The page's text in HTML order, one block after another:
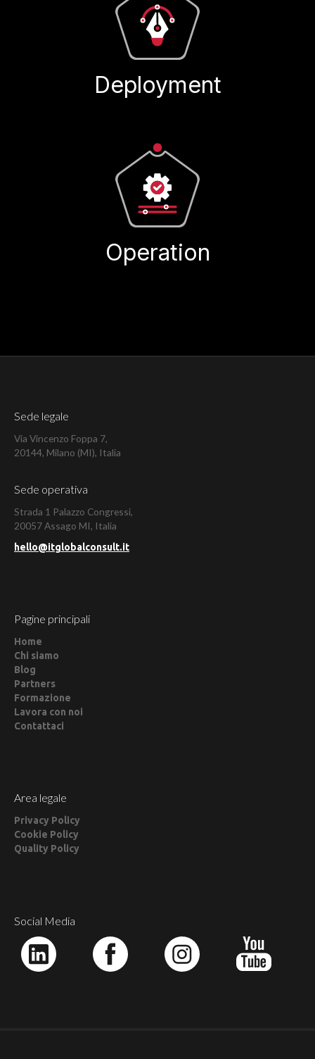
Deployment
Operation
Sede legale
Via Vincenzo Foppa 7,
20144, Milano (MI), Italia
Sede operativa
Strada 1 Palazzo Congressi,
20057 Assago MI, Italia
hello@itglobalconsult.it
Pagine principali
Home
Chi siamo
Blog
Partners
Formazione
Lavora con noi
Contattaci
Area legale
Privacy Policy
Cookie Policy
Quality Policy
Social Media